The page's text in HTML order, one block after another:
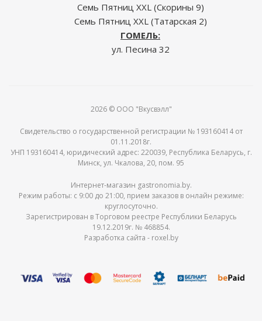
Семь Пятниц XXL (Скорины 9)
Семь Пятниц XXL (Татарская 2)
ГОМЕЛЬ:
ул. Песина 32
2026 © ООО "Вкусвэлл"
Свидетельство о государственной регистрации № 193160414 от
01.11.2018г.
УНП 193160414, юридический адрес: 220039, Республика Беларусь, г.
Минск, ул. Чкалова, 20, пом. 95
Интернет-магазин gastronomia.by.
Режим работы: c 9:00 до 21:00, прием заказов в онлайн режиме:
круглосуточно.
Зарегистрирован в Торговом реестре Республики Беларусь
19.12.2019г. № 468854.
Разработка сайта - roxel.by